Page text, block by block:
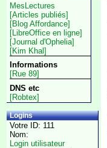
MesLectures
[Articles publiés]
[Blog Affordance]
[LibreOffice en ligne]
[Journal d'Ophelia]
[Kim Khal]
Informations
[Rue 89]
DNS etc
[Robtex]
Logins
Votre ID: 111
Nom:
Login utilisateur